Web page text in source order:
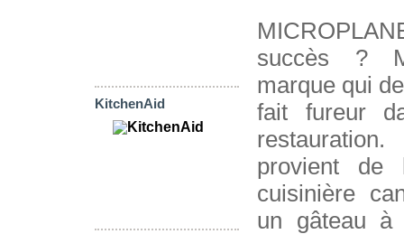
KitchenAid
succès ?
marque qui
fait fureur
provient de
cuisinière
un gâteau à